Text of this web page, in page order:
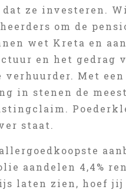
ze investeren.
om de
wet Kreta en
en het
verhuurder. Met
in stenen de
staat.
aandelen 4,4%
laten zien, hoef jij